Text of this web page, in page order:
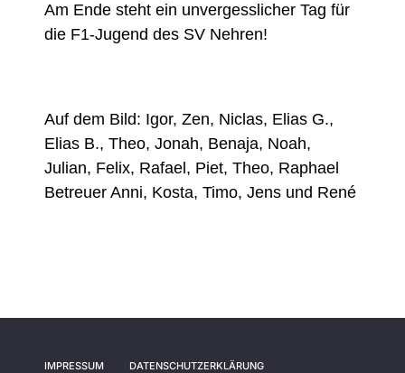
Am Ende steht ein unvergesslicher Tag für
die F1-Jugend des SV Nehren!
Auf dem Bild: Igor, Zen, Niclas, Elias G.,
Elias B., Theo, Jonah, Benaja, Noah,
Julian, Felix, Rafael, Piet, Theo, Raphael
Betreuer Anni, Kosta, Timo, Jens und René
IMPRESSUM DATENSCHUTZERKLÄRUNG